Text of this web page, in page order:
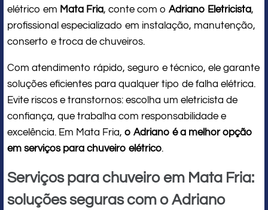
elétrico em Mata Fria, conte com o Adriano Eletricista,
profissional especializado em instalação, manutenção,
conserto e troca de chuveiros.
Com atendimento rápido, seguro e técnico, ele garante
soluções eficientes para qualquer tipo de falha elétrica.
Evite riscos e transtornos: escolha um eletricista de
confiança, que trabalha com responsabilidade e
excelência. Em Mata Fria, o Adriano é a melhor opção
em serviços para chuveiro elétrico.
Serviços para chuveiro em Mata Fria:
soluções seguras com o Adriano